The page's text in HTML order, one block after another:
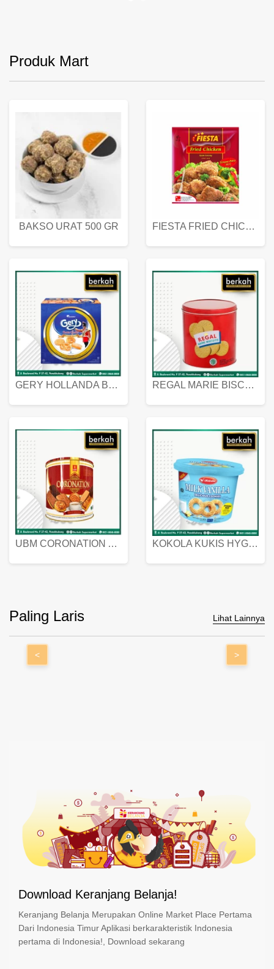
Produk Mart
BAKSO URAT 500 GR FIESTA FRIED CHICKEN 500 GR
GERY HOLLANDA BUTTER COOKIES 450 GRAM REGAL MARIE BISCUIT KALENG 550 GRAM
UBM CORONATION ASSORTED BISKUIT KALENG 450 GRAM KOKOLA KUKIS HYGIENIC MILK VANILLA PACK 320 GR
Paling Laris Lihat Lainnya
< >
Download Keranjang Belanja!
Keranjang Belanja Merupakan Online Market Place Pertama
Dari Indonesia Timur Aplikasi berkarakteristik Indonesia
pertama di Indonesia!, Download sekarang